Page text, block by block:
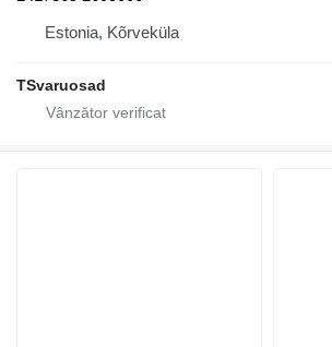
Estonia, Kõrveküla
TSvaruosad